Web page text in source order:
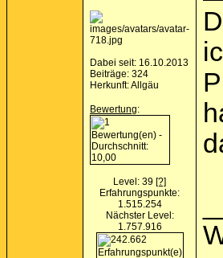
Dabei seit: 16.10.2013
Beiträge: 324
Herkunft: Allgäu
Bewertung:
Level: 39 [?]
Erfahrungspunkte:
1.515.254
Nächster Level:
1.757.916